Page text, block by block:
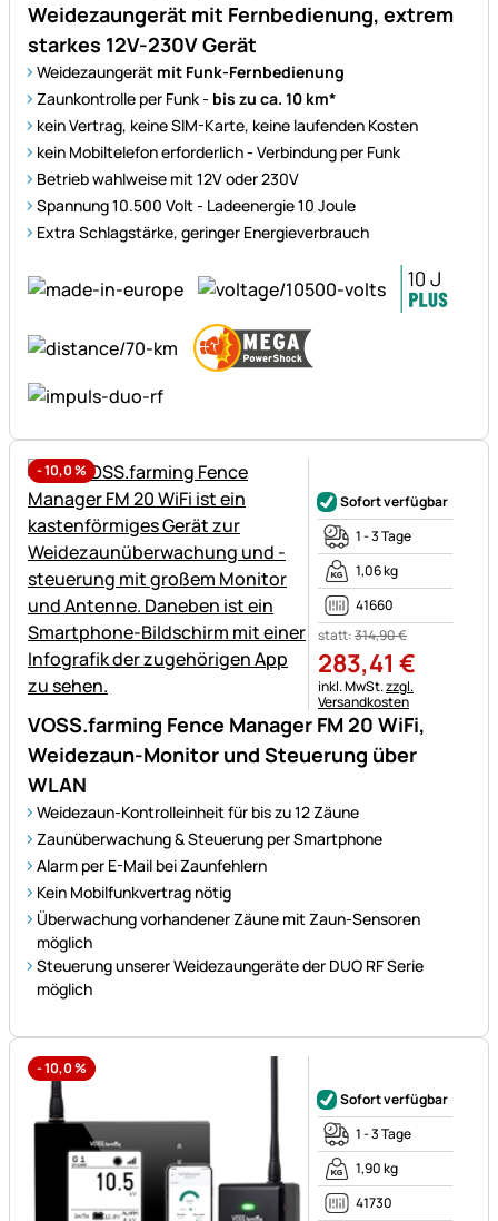
Weidezaungerät mit Fernbedienung, extrem
starkes 12V-230V Gerät
Weidezaungerät mit Funk-Fernbedienung
Zaunkontrolle per Funk - bis zu ca. 10 km*
kein Vertrag, keine SIM-Karte, keine laufenden Kosten
kein Mobiltelefon erforderlich - Verbindung per Funk
Betrieb wahlweise mit 12V oder 230V
Spannung 10.500 Volt - Ladeenergie 10 Joule
Extra Schlagstärke, geringer Energieverbrauch
-10,0%
VOSS.farming Fence Manager FM 20 WiFi,
Weidezaun-Monitor und Steuerung über
WLAN
Weidezaun-Kontrolleinheit für bis zu 12 Zäune
Zaunüberwachung & Steuerung per Smartphone
Alarm per E-Mail bei Zaunfehlern
Kein Mobilfunkvertrag nötig
Überwachung vorhandener Zäune mit Zaun-Sensoren
möglich
Steuerung unserer Weidezaungeräte der DUO RF Serie
möglich
Sofort verfügbar
1 - 3 Tage
1,06 kg
41660
statt:314,90€
283,41 €
Steuerhinweis:
inkl. MwSt.zzgl.
Versandkosten
-10,0%
Sofort verfügbar
1 - 3 Tage
1,90 kg
41730